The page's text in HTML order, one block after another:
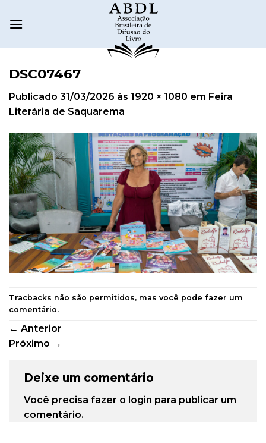
DSC07467
Publicado 31/03/2026 às 1920 × 1080 em Feira
Literária de Saquarema
Tracbacks não são permitidos, mas você pode fazer um
comentário.
← Anterior
Próximo →
Deixe um comentário
Você precisa fazer o login para publicar um
comentário.